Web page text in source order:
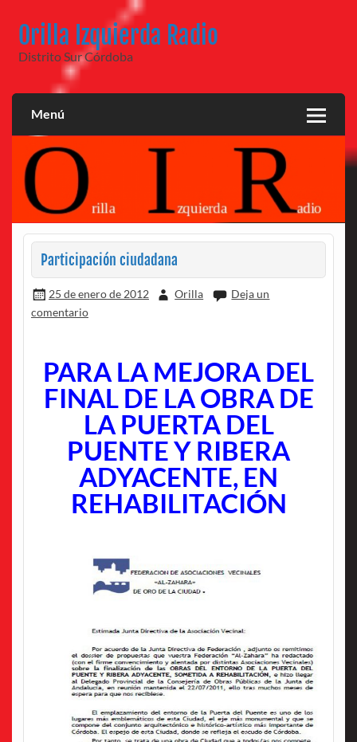
contenido
Orilla Izquierda Radio
Distrito Sur Córdoba
Menú
Participación ciudadana
25 de enero de 2012 Orilla
Deja un
comentario
PARA LA MEJORA DEL
FINAL DE LA OBRA DE
LA PUERTA DEL
PUENTE Y RIBERA
ADYACENTE, EN
REHABILITACIÓN